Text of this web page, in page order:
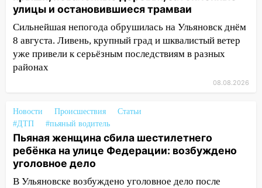
13:12 Дерево пробило крышу дома на
Новгородской в Ульяновске и рухнуло
на электрощит
13:10 В Заволжском районе дерево
упало во дворе
сорванные крыши, поваленные деревья,
затопленные улицы и остановившиеся
трамваи
12:17 Ульяновск накрыл крупный град:
после ливня город снова уходит под
воду
улицы и остановившиеся трамваи
Сильнейшая непогода обрушилась на Ульяновск днём
8 августа. Ливень, крупный град и шквалистый ветер
уже привели к серьёзным последствиям в разных
районах
08.08.2026
Новости Происшествия
Статьи
#ДТП
#пьяный водитель
Пьяная женщина сбила шестилетнего
ребёнка на улице Федерации: возбуждено
уголовное дело
В Ульяновске возбуждено уголовное дело после